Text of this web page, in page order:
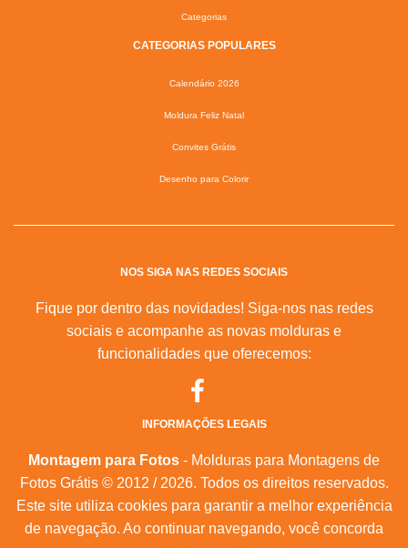
Categorias
CATEGORIAS POPULARES
Calendário 2026
Moldura Feliz Natal
Convites Grátis
Desenho para Colorir
NOS SIGA NAS REDES SOCIAIS
Fique por dentro das novidades! Siga-nos nas redes
sociais e acompanhe as novas molduras e
funcionalidades que oferecemos:
INFORMAÇÕES LEGAIS
Montagem para Fotos - Molduras para Montagens de
Fotos Grátis © 2012 / 2026. Todos os direitos reservados.
Este site utiliza cookies para garantir a melhor experiência
de navegação. Ao continuar navegando, você concorda